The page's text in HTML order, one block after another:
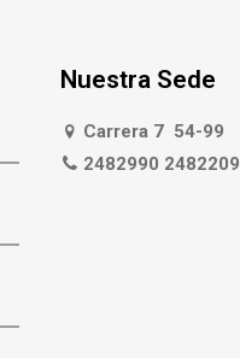
Nuestra Sede
Carrera 7 54-99
2482990 2482209